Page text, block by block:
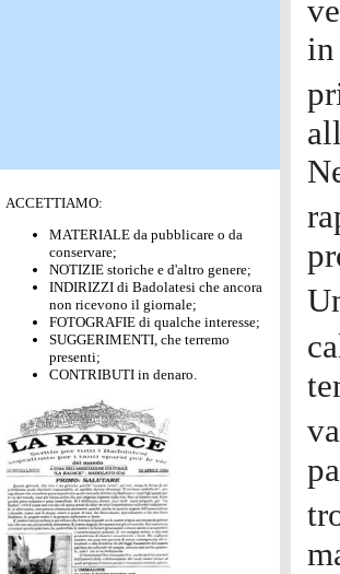
ACCETTIAMO:
MATERIALE da pubblicare o da
conservare;
NOTIZIE storiche e d'altro genere;
INDIRIZZI di Badolatesi che ancora
non ricevono il giornale;
FOTOGRAFIE di qualche interesse;
SUGGERIMENTI, che terremo
presenti;
CONTRIBUTI in denaro.
in